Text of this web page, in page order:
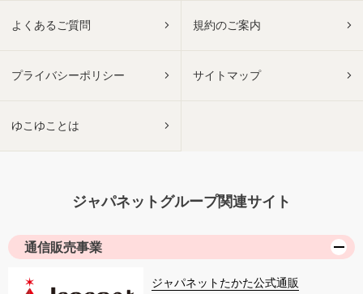
よくあるご質問 規約のご案内
プライバシーポリシー サイトマップ
ゆこゆことは
ジャパネットグループ関連サイト
通信販売事業
ジャパネットたかた公式通販